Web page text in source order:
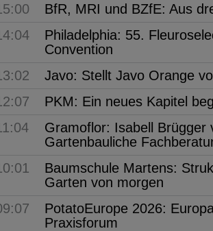
BfR, MRI und BZfE: Aus
Philadelphia: 55.
Convention
Javo: Stellt Javo Orange
PKM: Ein neues Kapitel
Gramoflor: Isabell Brügger
Gartenbauliche
Baumschule Martens:
Garten von morgen
PotatoEurope 2026:
Praxisforum